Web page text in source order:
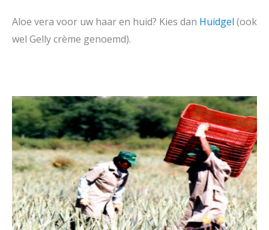
Aloe vera voor uw haar en huid? Kies dan Huidgel (ook
wel Gelly crème genoemd).